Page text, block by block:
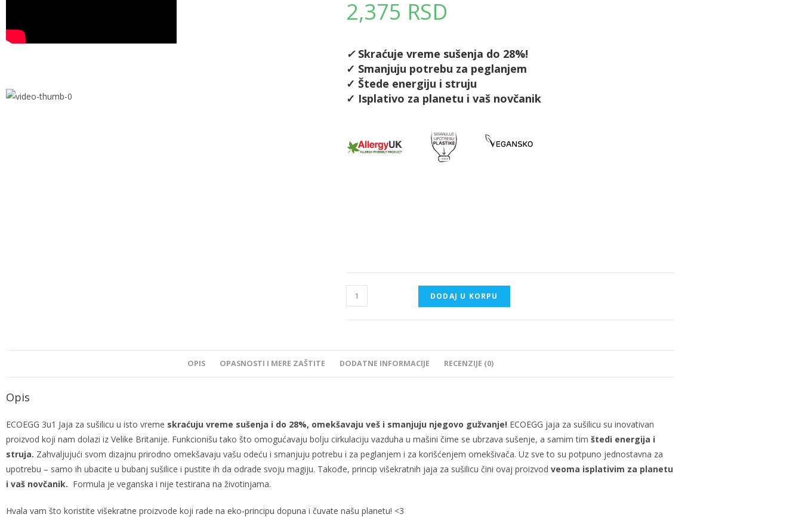
2,375 RSD
✓ Skraćuje vreme sušenja do 28%!
✓ Smanjuju potrebu za peglanjem
✓ Štede energiju i struju
✓ Isplativo za planetu i vaš novčanik
DODAJ U KORPU
OPIS OPASNOSTI I MERE ZAŠTITE DODATNE INFORMACIJE RECENZIJE (0)
Opis
ECOEGG 3u1 Jaja za sušilicu u isto vreme skraćuju vreme sušenja i do 28%, omekšavaju veš i smanjuju njegovo gužvanje! ECOEGG jaja za sušilicu su inovativan
proizvod koji nam dolazi iz Velike Britanije. Funkcionišu tako što omogućavaju bolju cirkulaciju vazduha u mašini čime se ubrzava sušenje, a samim tim štedi energija i
struja. Zahvaljujući svom dizajnu prirodno omekšavaju vašu odeću i smanjuju potrebu i za peglanjem i za korišćenjem omekšivača. Uz sve to su potpuno jednostavna za
upotrebu – samo ih ubacite u bubanj sušilice i pustite ih da odrade svoju magiju. Takođe, princip višekratnih jaja za sušilicu čini ovaj proizvod veoma isplativim za planetu
i vaš novčanik. Formula je veganska i nije testirana na životinjama.
Hvala vam što koristite višekratne proizvode koji rade na eko-principu dopuna i čuvate našu planetu! <3